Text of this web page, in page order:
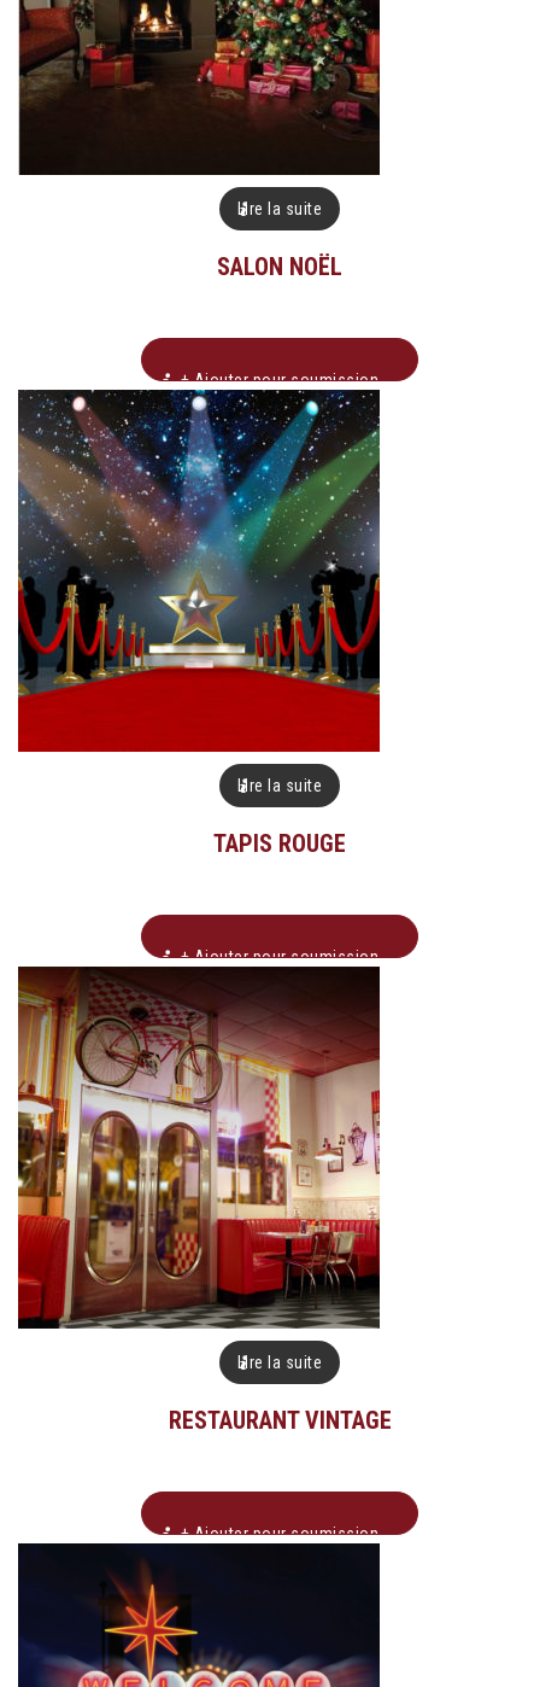
Lire la suite
SALON NOËL
+ Ajouter pour soumission
Lire la suite
TAPIS ROUGE
+ Ajouter pour soumission
Lire la suite
RESTAURANT VINTAGE
+ Ajouter pour soumission